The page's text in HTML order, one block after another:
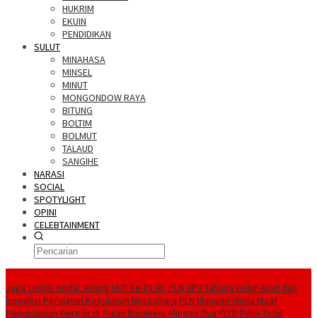
HUKRIM
EKUIN
PENDIDIKAN
SULUT
MINAHASA
MINSEL
MINUT
MONGONDOW RAYA
BITUNG
BOLTIM
BOLMUT
TALAUD
SANGIHE
NARASI
SOCIAL
SPOTYLIGHT
OPINI
CELEBTAINMENT
Jaga Listrik Andal Jelang HUT ke-81 RI, PLN UP3 Tahuna Gelar Apel dan
Inspeksi Peralatan Kepulauan Nusa Utara PLN Manado Minta Maaf
Pemadaman Bergilir di Pulau Bunaken, Minggu Dua PLTD Pulih Total